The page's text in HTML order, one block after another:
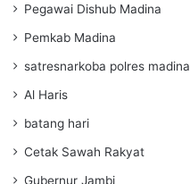
Pegawai Dishub Madina
Pemkab Madina
satresnarkoba polres madina
Al Haris
batang hari
Cetak Sawah Rakyat
Gubernur Jambi